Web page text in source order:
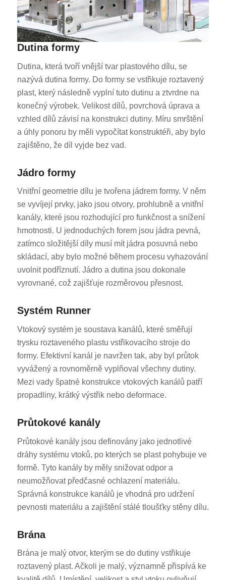
Dutina formy
Dutina, která tvoří vnější tvar plastového dílu, se
nazývá dutina formy. Do formy se vstřikuje roztavený
plast, který následně vyplní tuto dutinu a ztvrdne na
konečný výrobek. Velikost dílů, povrchová úprava a
vzhled dílů závisí na konstrukci dutiny. Míru smrštění
a úhly ponoru by měli vypočítat konstruktéři, aby bylo
zajištěno, že díl vyjde bez vad.
Jádro formy
Vnitřní geometrie dílu je tvořena jádrem formy. V něm
se vyvíjejí prvky, jako jsou otvory, prohlubně a vnitřní
kanály, které jsou rozhodující pro funkčnost a snížení
hmotnosti. U jednoduchých forem jsou jádra pevná,
zatímco složitější díly musí mít jádra posuvná nebo
skládací, aby bylo možné během procesu vyhazování
uvolnit podříznutí. Jádro a dutina jsou dokonale
vyrovnané, což zajišťuje rozměrovou přesnost.
Systém Runner
Vtokový systém je soustava kanálů, které směřují
trysku roztaveného plastu vstřikovacího stroje do
formy. Efektivní kanál je navržen tak, aby byl průtok
vyvážený a rovnoměrně vyplňoval všechny dutiny.
Mezi vady špatné konstrukce vtokových kanálů patří
propadliny, krátký výstřik nebo deformace.
Průtokové kanály
Průtokové kanály jsou definovány jako jednotlivé
dráhy systému vtoků, po kterých se plast pohybuje ve
formě. Tyto kanály by měly snižovat odpor a
neumožňovat předčasné ochlazení materiálu.
Správná konstrukce kanálů je vhodná pro udržení
pevnosti materiálu a zajištění stálé tloušťky stěny dílu.
Brána
Brána je malý otvor, kterým se do dutiny vstřikuje
roztavený plast. Ačkoli je malý, významně přispívá ke